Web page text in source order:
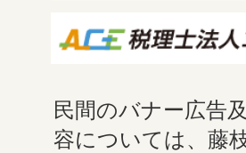
民間のバナー広告
容については、藤